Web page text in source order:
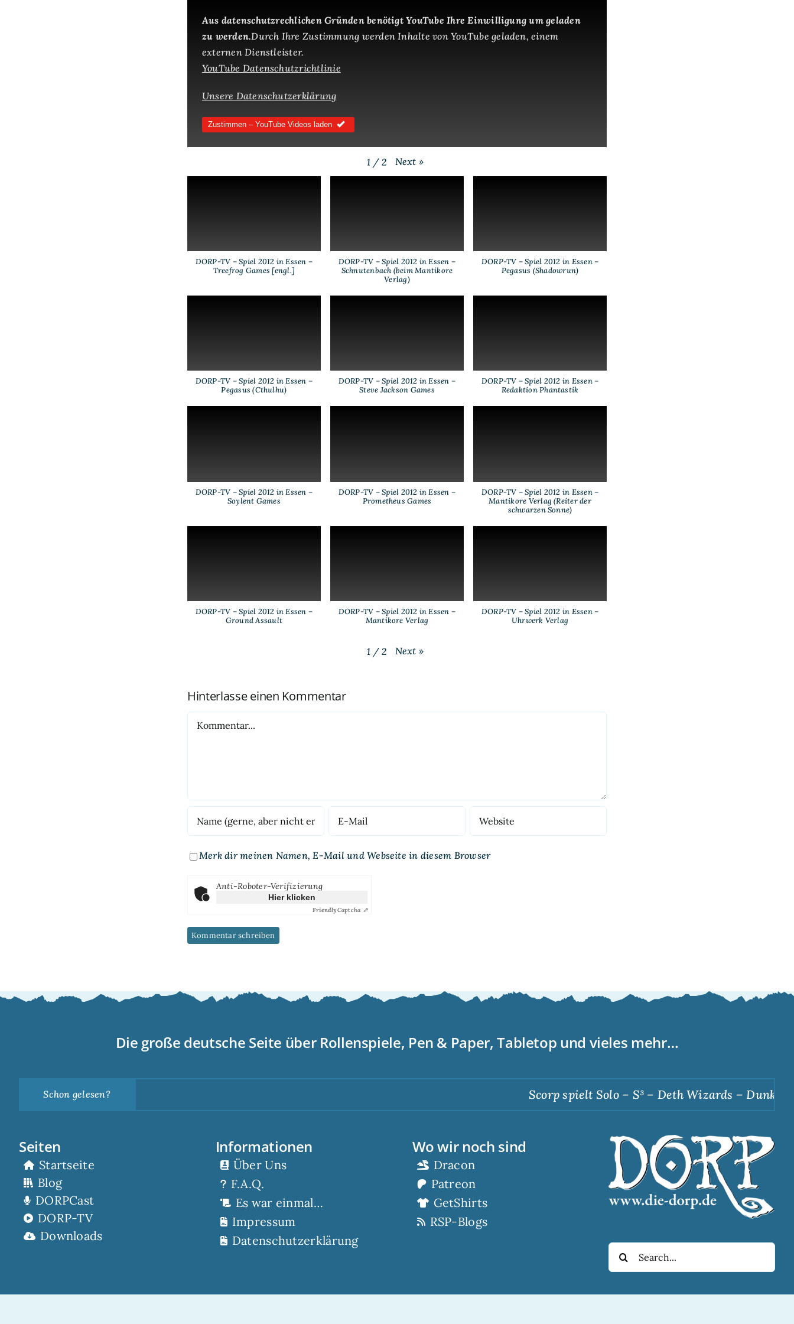
SPIEL
2012
Aus datenschutzrechlichen Gründen benötigt YouTube Ihre Einwilligung um geladen
zu werden.Durch Ihre Zustimmung werden Inhalte von YouTube geladen, einem
externen Dienstleister.
YouTube Datenschutzrichtlinie
Unsere Datenschutzerklärung
Zustimmen – YouTube Videos laden
1 / 2 Next »
DORP-TV – Spiel 2012 in Essen –
Treefrog Games [engl.]
DORP-TV – Spiel 2012 in Essen –
Schnutenbach (beim Mantikore
Verlag)
DORP-TV – Spiel 2012 in Essen –
Pegasus (Shadowrun)
DORP-TV – Spiel 2012 in Essen –
Pegasus (Cthulhu)
DORP-TV – Spiel 2012 in Essen –
Steve Jackson Games
DORP-TV – Spiel 2012 in Essen –
Redaktion Phantastik
DORP-TV – Spiel 2012 in Essen –
Soylent Games
DORP-TV – Spiel 2012 in Essen –
Prometheus Games
DORP-TV – Spiel 2012 in Essen –
Mantikore Verlag (Reiter der
schwarzen Sonne)
DORP-TV – Spiel 2012 in Essen –
Ground Assault
DORP-TV – Spiel 2012 in Essen –
Mantikore Verlag
DORP-TV – Spiel 2012 in Essen –
Uhrwerk Verlag
1 / 2 Next »
Hinterlasse einen Kommentar
Kommentar
Merk dir meinen Namen, E-Mail und Webseite in diesem Browser
Anti-Roboter-Verifizierung
Hier klicken
FriendlyCaptcha ⇗
Die große deutsche Seite über Rollenspiele, Pen & Paper, Tabletop und vieles mehr…
Schon gelesen? Scorp spielt Solo – S³ – Deth Wizards – Dunkle
Seiten
Startseite
Blog
DORPCast
DORP-TV
Downloads
Informationen
Über Uns
F.A.Q.
Es war einmal…
Impressum
Datenschutzerklärung
Wo wir noch sind
Dracon
Patreon
GetShirts
RSP-Blogs
nach: